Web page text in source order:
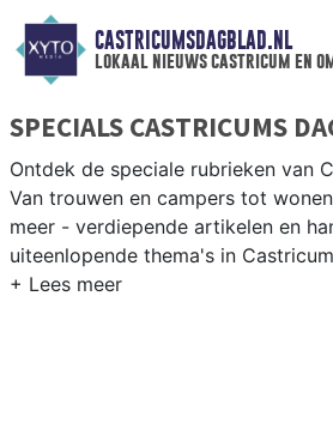
CASTRICUMSDAGBLAD.NL
lokaal nieuws castricum en
SPECIALS CASTRICUMS
Ontdek de speciale rubrieken van
Van trouwen en campers tot
meer - verdiepende artikelen en
uiteenlopende thema's in